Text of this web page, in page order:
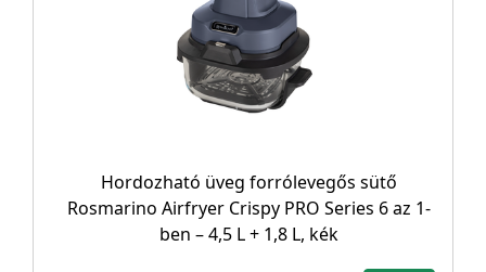
Hordozható üveg forrólevegős sütő
Rosmarino Airfryer Crispy PRO Series 6 az 1-
ben – 4,5 L + 1,8 L, kék